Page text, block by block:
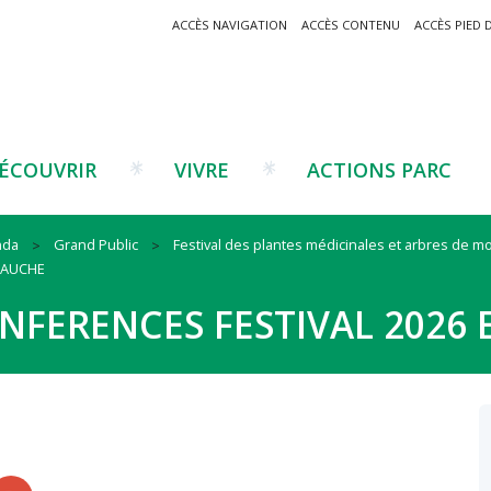
ACCÈS NAVIGATION ACCÈS CONTENU ACCÈS PIED
Traditions catalanes
VIVRE
marque Valeurs Parc
Les réseaux
ACTIONS PARC
Agriculture
Filières émergentes
Grand Public
Festival des plantes médicinales et arbres de
FESTIVAL 2026